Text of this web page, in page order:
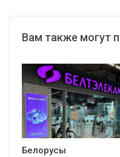
Вам также могут
Белорусы